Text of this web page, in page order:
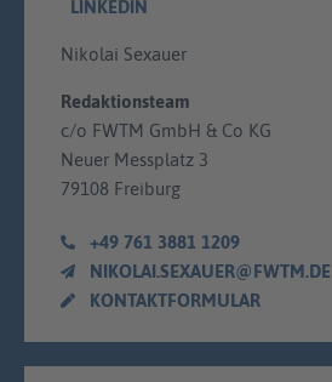
LINKEDIN
Nikolai Sexauer
Redaktionsteam
c/o FWTM GmbH & Co KG
Neuer Messplatz 3
79108 Freiburg
+49 761 3881 1209
NIKOLAI.SEXAUER@FWTM.DE
KONTAKTFORMULAR